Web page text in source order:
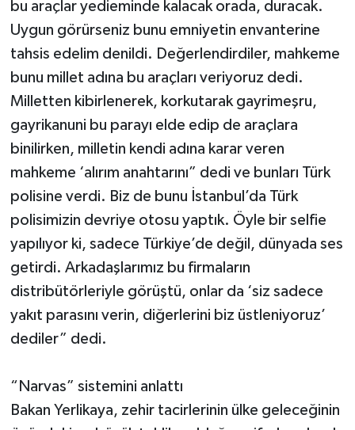
bu araçlar yedieminde kalacak orada, duracak.
Uygun görürseniz bunu emniyetin envanterine
tahsis edelim denildi. Değerlendirdiler, mahkeme
bunu millet adına bu araçları veriyoruz dedi.
Milletten kibirlenerek, korkutarak gayrimeşru,
gayrikanuni bu parayı elde edip de araçlara
binilirken, milletin kendi adına karar veren
mahkeme ‘alırım anahtarını” dedi ve bunları Türk
polisine verdi. Biz de bunu İstanbul’da Türk
polisimizin devriye otosu yaptık. Öyle bir selfie
yapılıyor ki, sadece Türkiye’de değil, dünyada ses
getirdi. Arkadaşlarımız bu firmaların
distribütörleriyle görüştü, onlar da ‘siz sadece
yakıt parasını verin, diğerlerini biz üstleniyoruz’
dediler” dedi.
“Narvas” sistemini anlattı
Bakan Yerlikaya, zehir tacirlerinin ülke geleceğinin